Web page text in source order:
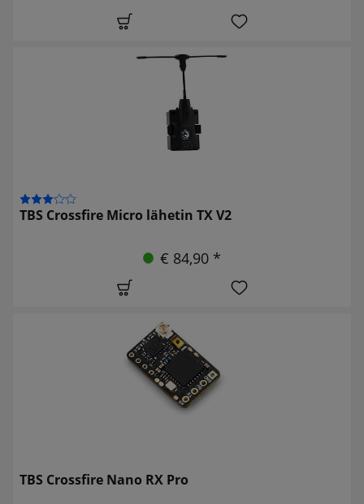
TBS Crossfire Micro lähetin TX V2
€ 84,90 *
TBS Crossfire Nano RX Pro